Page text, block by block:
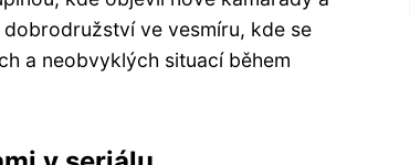
ve vesmíru, kde se
a neobvyklých situací během